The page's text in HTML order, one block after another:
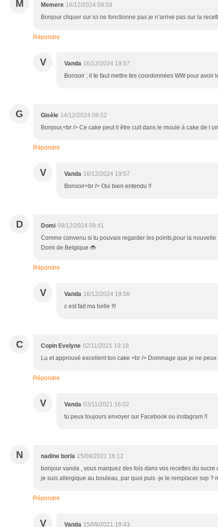
M Memere 16/12/2024 09:59
Bonjour cliquer sur ici ne fonctionne pas je n’arrive pas sur la
Répondre
V Vanda 16/12/2024 19:57
Bonsoir ; il te faut mettre tes coordonnées WW pour avoir
G Gisèle 14/12/2024 08:52
Bonjour,<br /> Ce cake peut il être cuit dans le moule à cake de l
Répondre
V Vanda 16/12/2024 19:57
Bonsoir<br /> Oui bien entendu !!
D Domi 09/12/2024 09:41
Comme convenu si tu pouvais regarder les points,pour la nouvelle
Domi de Belgique 🐞
Répondre
V Vanda 16/12/2024 19:58
c est fait ma belle !!!
C Copin Evelyne 02/11/2021 19:18
Lu et approuvé excellent ton cake <br /> Dommage que je ne
Répondre
V Vanda 03/11/2021 16:02
tu peux toujours envoyer sur Facebook ou instagram !!
N nadine borla 15/09/2021 16:12
bonjour vanda , vous marquez des fois dans vos recettes du
je suis allergique au bouleau, par quoi puis -je le remplacer svp ?
Répondre
V Vanda 15/09/2021 19:43